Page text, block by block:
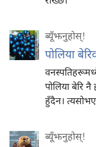
ब्यूँझनुहोस्!
पोलिया
पोलिया बेरि
हुँदैन।
ब्यूँझनुहोस्!